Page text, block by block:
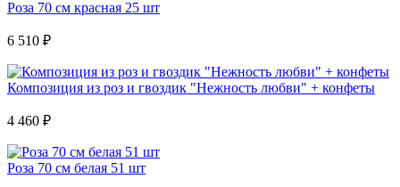
Роза 70 см красная 25 шт
6 510 ₽
Композиция из роз и гвоздик "Нежность любви" + конфеты
4 460 ₽
Роза 70 см белая 51 шт